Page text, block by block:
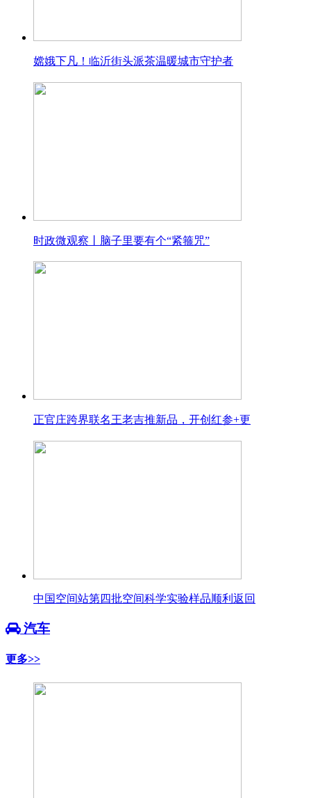
嫦娥下凡！临沂街头派茶温暖城市守护者
时政微观察丨脑子里要有个“紧箍咒”
正官庄跨界联名王老吉推新品，开创红参+更
中国空间站第四批空间科学实验样品顺利返回
汽车
更多>>